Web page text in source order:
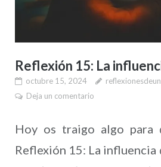
Reflexión 15: La
octubre 15, 2024
Deja un comentario
Hoy os traigo algo para
Reflexión 15: La influencia